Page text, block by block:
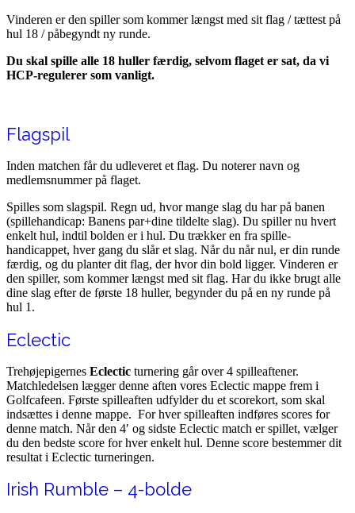
Vinderen er den spiller som kommer længst med sit flag / tættest på
hul 18 / påbegyndt ny runde.
Du skal spille alle 18 huller færdig, selvom flaget er sat, da vi
HCP-regulerer som vanligt.
Flagspil
Inden matchen får du udleveret et flag. Du noterer navn og
medlemsnummer på flaget.
Spilles som slagspil. Regn ud, hvor mange slag du har på banen
(spillehandicap: Banens par+dine tildelte slag). Du spiller nu hvert
enkelt hul, indtil bolden er i hul. Du trækker en fra spille-
handicappet, hver gang du slår et slag. Når du når nul, er din runde
færdig, og du planter dit flag, der hvor din bold ligger. Vinderen er
den spiller, som kommer længst med sit flag. Har du ikke brugt alle
dine slag efter de første 18 huller, begynder du på en ny runde på
hul 1.
Eclectic
Trehøjepigernes Eclectic turnering går over 4 spilleaftener.
Matchledelsen lægger denne aften vores Eclectic mappe frem i
Golfcafeen. Første spilleaften udfylder du et scorekort, som skal
indsættes i denne mappe. For hver spilleaften indføres scores for
denne match. Når den 4′ og sidste Eclectic match er spillet, vælger
du den bedste score for hver enkelt hul. Denne score bestemmer dit
resultat i Eclectic turneringen.
Irish Rumble – 4-bolde